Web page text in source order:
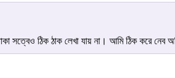
সত্বেও ঠিক ঠাক লেখা যায় না। আমি ঠিক করে নেব